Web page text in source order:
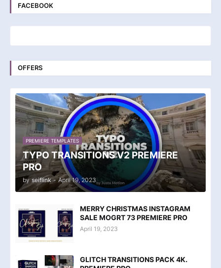
FACEBOOK
OFFERS
PREMIERE TEMPLATES
TYPO TRANSITIONS V2 PREMIERE
PRO
by seiflink - April 19, 2023
MERRY CHRISTMAS INSTAGRAM
SALE MOGRT 73 PREMIERE PRO
April 19, 2023
GLITCH TRANSITIONS PACK 4K.